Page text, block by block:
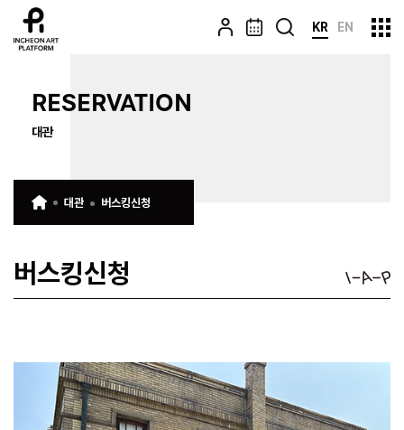
KR EN
RESERVATION
대관
대관 버스킹신청
버스킹신청